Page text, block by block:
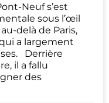
Neuf s’est
sous l’œil
delà de Paris,
a largement
Derrière
il a fallu
des